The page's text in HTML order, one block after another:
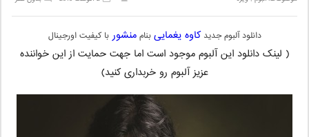
دانلود آلبوم جدیدکاوه یغماییبناممنشوربا کیفیت اورجینال
( لینک دانلود این آلبوم موجود است اما جهت حمایت از این خواننده
عزیز آلبوم رو خربداری کنید)